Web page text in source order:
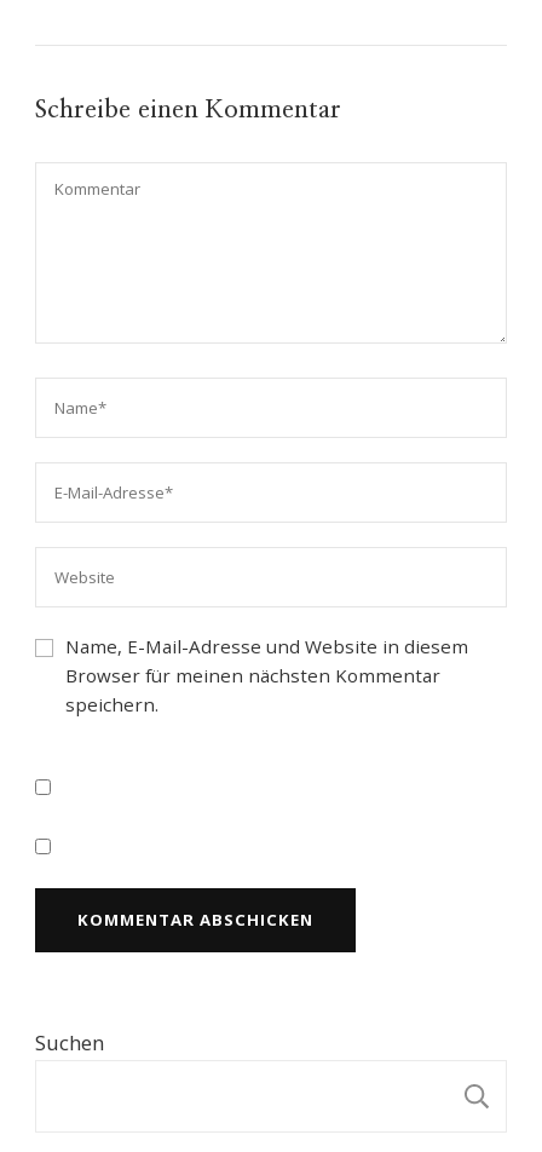
Schreibe einen Kommentar
Name, E-Mail-Adresse und Website in diesem
Browser für meinen nächsten Kommentar
speichern.
Suchen